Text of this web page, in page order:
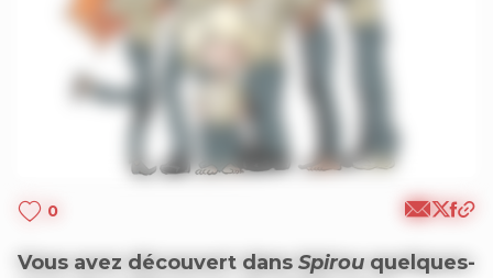
0
Vous avez découvert dans Spirou quelques-